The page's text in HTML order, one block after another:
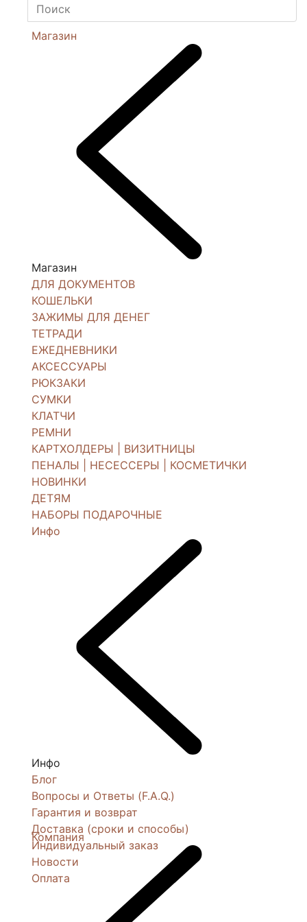
Магазин
Магазин
ДЛЯ ДОКУМЕНТОВ
КОШЕЛЬКИ
ЗАЖИМЫ ДЛЯ ДЕНЕГ
ТЕТРАДИ
ЕЖЕДНЕВНИКИ
АКСЕССУАРЫ
РЮКЗАКИ
СУМКИ
КЛАТЧИ
РЕМНИ
КАРТХОЛДЕРЫ | ВИЗИТНИЦЫ
ПЕНАЛЫ | НЕСЕССЕРЫ | КОСМЕТИЧКИ
НОВИНКИ
ДЕТЯМ
НАБОРЫ ПОДАРОЧНЫЕ
Инфо
Инфо
Блог
Вопросы и Ответы (F.A.Q.)
Гарантия и возврат
Доставка (сроки и способы)
Индивидуальный заказ
Новости
Оплата
Компания